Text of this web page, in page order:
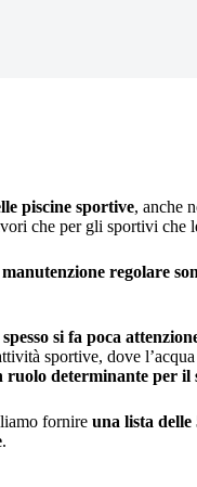
piscine sportive, anche
che per gli sportivi che
regolare
si fa poca
sportive, dove
ruolo determinante per il
fornire una lista
.